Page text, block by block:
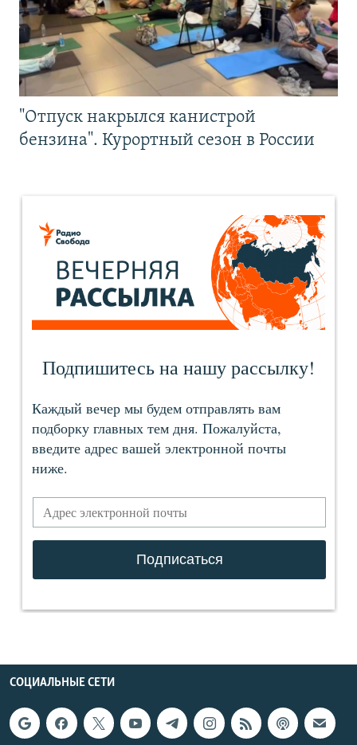
"Отпуск накрылся канистрой
бензина". Курортный сезон в России
СОЦИАЛЬНЫЕ СЕТИ